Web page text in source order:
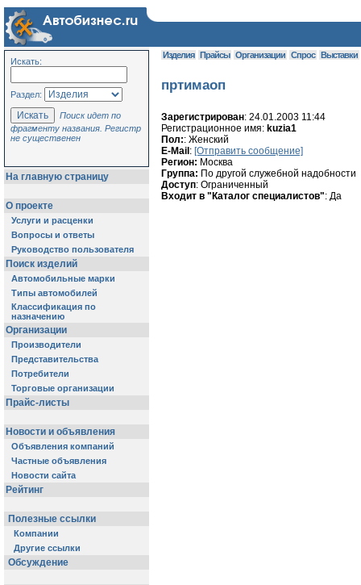
Искать:
Раздел:
Поиск идет по
фрагменту названия. Регистр
не существенен
На главную страницу
О проекте
Услуги и расценки
Вопросы и ответы
Руководство пользователя
Поиск изделий
Автомобильные марки
Типы автомобилей
Классификация по
назначению
Организации
Производители
Представительства
Потребители
Торговые организации
Прайс-листы
Новости и объявления
Объявления компаний
Частные объявления
Новости сайта
Рейтинг
Полезные ссылки
Компании
Другие ссылки
Обсуждение
Изделия Прайсы Организации Спрос Выставки
пртимаоп
Зарегистрирован: 24.01.2003 11:44
Регистрационное имя: kuzia1
Пол:: Женский
E-Mail : [Отправить сообщение]
Регион: Москва
Группа: По другой служебной надобности
Доступ: Ограниченный
Входит в "Каталог специалистов": Да